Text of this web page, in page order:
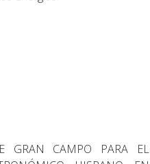
GRAN CAMPO PARA EL